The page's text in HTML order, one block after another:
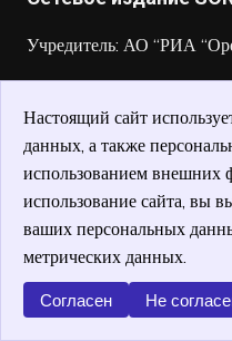
Учредитель: АО “РИА
e-mail: gupsv@mail.ru
Телефон: 8 (35346) 4-
Зарегистрировано
сфере связи,
коммуникаций.
Настоящий сайт
данных, а также
использованием внешних
использование сайта, вы
ваших персональных
метрических данных.
Согласен Не